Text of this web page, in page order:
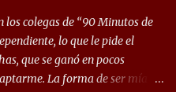
colegas de “90 Minutos de
lo que le pide el
que se ganó en pocos
La forma de ser mía